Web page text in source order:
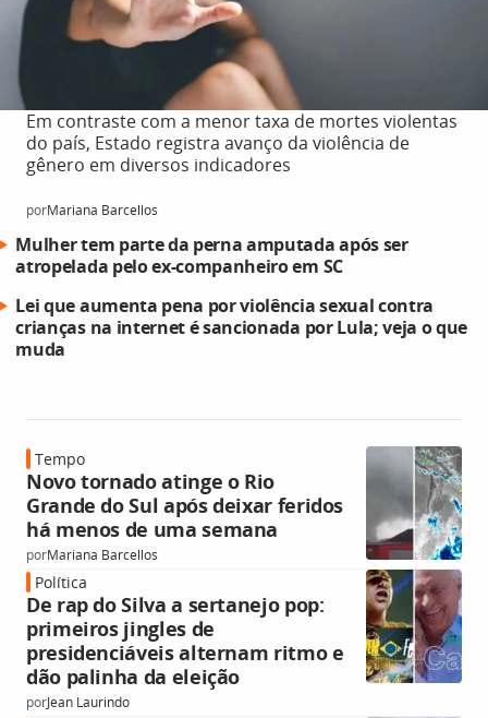
Em contraste com a menor taxa de mortes violentas
do país, Estado registra avanço da violência de
gênero em diversos indicadores
porMariana Barcellos
Mulher tem parte da perna amputada após ser
atropelada pelo ex-companheiro em SC
Lei que aumenta pena por violência sexual contra
crianças na internet é sancionada por Lula; veja o que
muda
Tempo
Novo tornado atinge o Rio
Grande do Sul após deixar feridos
há menos de uma semana
porMariana Barcellos
Política
De rap do Silva a sertanejo pop:
primeiros jingles de
presidenciáveis alternam ritmo e
dão palinha da eleição
porJean Laurindo